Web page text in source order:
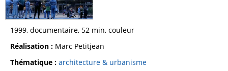
1999, documentaire, 52 min, couleur
Réalisation : Marc Petitjean
Thématique : architecture & urbanisme